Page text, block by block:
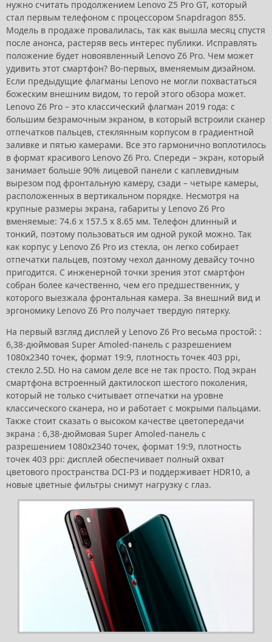
нужно считать продолжением Lenovo Z5 Pro GT, который
стал первым телефоном с процессором Snapdragon 855.
Модель в продаже провалилась, так как вышла месяц спустя
после анонса, растеряв весь интерес публики. Исправлять
положение будет новоявленный Lenovo Z6 Pro. Чем может
удивить этот смартфон? Во-первых, вменяемым дизайном.
Если предыдущие флагманы Lenovo не могли похвастаться
божеским внешним видом, то герой этого обзора может.
Lenovo Z6 Pro – это классический флагман 2019 года: с
большим безрамочным экраном, в который встроили сканер
отпечатков пальцев, стеклянным корпусом в градиентной
заливке и пятью камерами. Все это гармонично воплотилось
в формат красивого Lenovo Z6 Pro. Спереди – экран, который
занимает больше 90% лицевой панели с каплевидным
вырезом под фронтальную камеру, сзади – четыре камеры,
расположенных в вертикальном порядке. Несмотря на
крупные размеры экрана, габариты у Lenovo Z6 Pro
вменяемые: 74.6 х 157.5 х 8.65 мм. Телефон длинный и
тонкий, поэтому пользоваться им одной рукой можно. Так
как корпус у Lenovo Z6 Pro из стекла, он легко собирает
отпечатки пальцев, поэтому чехол данному девайсу точно
пригодится. С инженерной точки зрения этот смартфон
собран более качественно, чем его предшественник, у
которого выезжала фронтальная камера. За внешний вид и
эргономику Lenovo Z6 Pro получает твердую пятерку.
На первый взгляд дисплей у Lenovo Z6 Pro весьма простой: :
6,38-дюймовая Super Amoled-панель с разрешением
1080х2340 точек, формат 19:9, плотность точек 403 ppi,
стекло 2.5D. Но на самом деле все не так просто. Под экран
смартфона встроенный дактилоскоп шестого поколения,
который не только считывает отпечатки на уровне
классического сканера, но и работает с мокрыми пальцами.
Также стоит сказать о высоком качестве цветопередачи
экрана : 6,38-дюймовая Super Amoled-панель с
разрешением 1080х2340 точек, формат 19:9, плотность
точек 403 ppi: дисплей обеспечивает полный охват
цветового пространства DCI-P3 и поддерживает HDR10, а
новые цветные фильтры снимут нагрузку с глаз.